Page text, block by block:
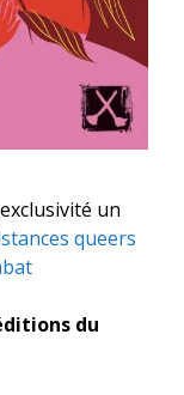
un
queers
du